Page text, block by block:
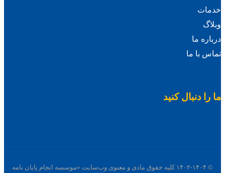
خدمات
وبلاگ
درباره ما
تماس با ما
ما را دنبال کنید
© ۱۴۰۲-۱۴۰۴ کلیه حقوق مادی و معنوی وب‌سایت «موسسه انجام پایان نامه